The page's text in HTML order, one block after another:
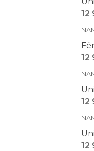
12
12
12
12